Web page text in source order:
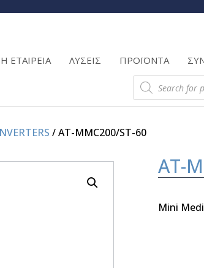
Η ΕΤΑΙΡΕΙΑ ΛΥΣΕΙΣ ΠΡΟΪΟΝΤΑ
Products
search
/ AT-MMC200/ST-60
AT-
Mini